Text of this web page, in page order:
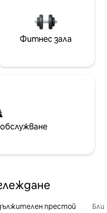
Фитнес зала
престой